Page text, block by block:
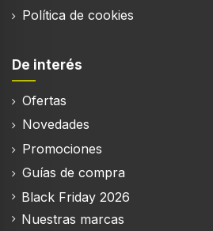
Nivel de ruido
Programas de lavado
70°C, Pre-enjuague, Rápido
Sistema de secado
Intercambiador de calor/Zeolita
Número de cubiertos
14 cubiertos
Número de programas de lavado
Política de cookies
De interés
Ofertas
Novedades
Promociones
Guías de compra
Black Friday 2026
Nuestras marcas